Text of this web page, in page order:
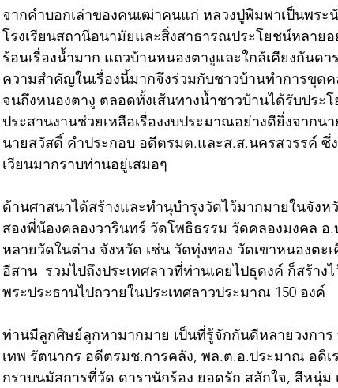
จากคำบอกเล่าของคนเฒ่าคนแก่ หลวงปู่พิมพาเป็นพร
โรงเรียนสถานีอนามัยและสิ่งสาธารณประโยชน์หลาย
ร้อนเรื่องน้ำมาก แถวบ้านหนองตางูและใกล้เคียงกันด
ความสำคัญในเรื่องนี้มากจึงร่วมกับชาวบ้านทำการขุด
จนถึงหนองตางู ตลอดทั้งเส้นทางน้ำชาวบ้านได้รับประ
ประสานงานช่วยเหลือเรื่องงบประมาณอย่างดียิ่งจาก
นายสวัสดิ์ คำประกอบ อดีตรมต.และส.ส.นครสวรรค์ ซึ่
เวียนมากราบท่านอยู่เสมอๆ
ด้านศาสนาได้สร้างและทำนุบำรุงวัดไว้มากมายในจัง
สองพี่น้องคลองวารินทร์ วัดโพธิธรรม วัดคลองมงคล
หลายวัดในต่าง จังหวัด เช่น วัดทุ่งทอง วัดเขาหนองตะ
อีสาน  รวมไปถึงประเทศลาวที่ท่านเคยไปธุดงค์ ก็สร้า
พระประธานไปถวายในประเทศลาวประมาณ 150 องค์
ท่านมีลูกศิษย์ลูกหามากมาย เป็นที่รู้จักกันดีหลายวงการ
เทพ รัตนากร อดีตรมช.การคลัง, พล.ต.อ.ประมาณ อดิเ
กราบนมัสการที่วัด ดารานักร้อง ยอดรัก สลักใจ, สีหนุ่